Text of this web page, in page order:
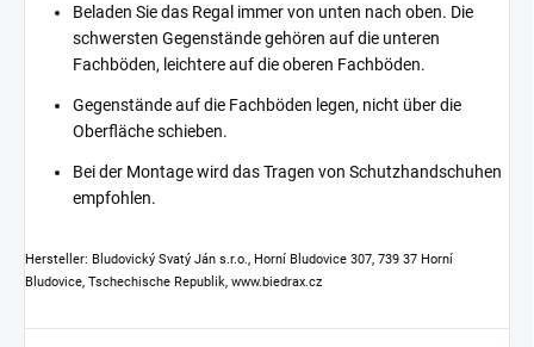
Beladen Sie das Regal immer von unten nach oben. Die
schwersten Gegenstände gehören auf die unteren
Fachböden, leichtere auf die oberen Fachböden.
Gegenstände auf die Fachböden legen, nicht über die
Oberfläche schieben.
Bei der Montage wird das Tragen von Schutzhandschuhen
empfohlen.
Hersteller: Bludovický Svatý Ján s.r.o., Horní Bludovice 307, 739 37 Horní
Bludovice, Tschechische Republik, www.biedrax.cz